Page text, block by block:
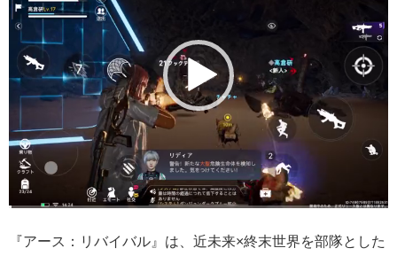
レ
ヤ
ー
『アース：リバイバル』は、近未来×終末世界を部隊とした